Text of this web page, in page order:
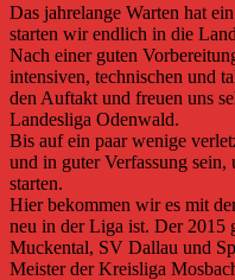
Das jahrelange Warten hat
starten wir endlich in die
Nach einer guten
intensiven, technischen und
den Auftakt und freuen uns
Landesliga Odenwald.
Bis auf ein paar wenige
und in guter Verfassung
starten.
Hier bekommen wir es mit
neu in der Liga ist. Der 2015
Muckental, SV Dallau und
Meister der Kreisliga